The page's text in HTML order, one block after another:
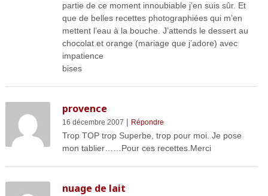
partie de ce moment innoubiable j’en suis sûr. Et
que de belles recettes photographiées qui m’en
mettent l’eau à la bouche. J’attends le dessert au
chocolat et orange (mariage que j’adore) avec
impatience
bises
provence
16 décembre 2007 | Répondre
Trop TOP trop Superbe, trop pour moi. Je pose
mon tablier……Pour ces recettes.Merci
nuage de lait